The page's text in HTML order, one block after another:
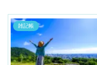
雑記帳